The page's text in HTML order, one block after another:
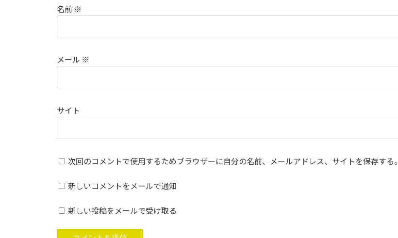
名前 ※
メール ※
サイト
次回のコメントで使用するためブラウザーに自分の名前、メールアドレス、サイトを保存する。
新しいコメントをメールで通知
新しい投稿をメールで受け取る